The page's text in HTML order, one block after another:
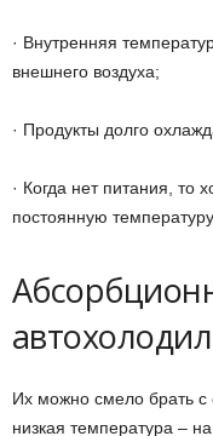
· Внутренняя
внешнего воздуха;
· Продукты долго
· Когда нет питания, то
постоянную
Их можно смело брать с
низкая температура –